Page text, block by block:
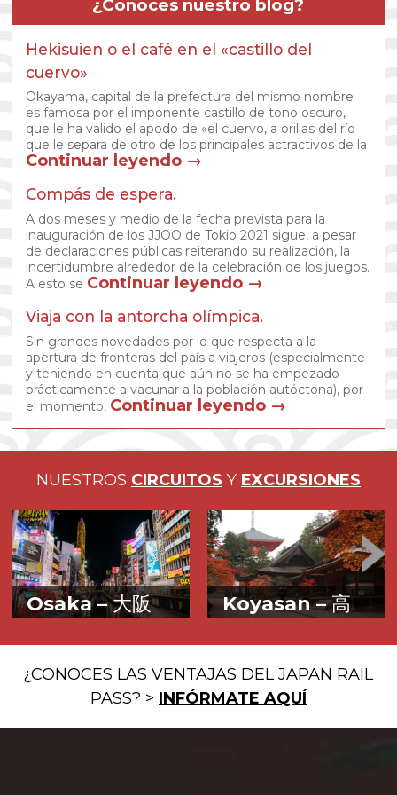
¿Conoces nuestro blog?
Hekisuien o el café en el «castillo del
cuervo»
Okayama, capital de la prefectura del mismo nombre
es famosa por el imponente castillo de tono oscuro,
que le ha valido el apodo de «el cuervo, a orillas del río
que le separa de otro de los principales actractivos de la
Continuar leyendo →
Compás de espera.
A dos meses y medio de la fecha prevista para la
inauguración de los JJOO de Tokio 2021 sigue, a pesar
de declaraciones públicas reiterando su realización, la
incertidumbre alrededor de la celebración de los juegos.
A esto se Continuar leyendo →
Viaja con la antorcha olímpica.
Sin grandes novedades por lo que respecta a la
apertura de fronteras del país a viajeros (especialmente
y teniendo en cuenta que aún no se ha empezado
prácticamente a vacunar a la población autóctona), por
el momento, Continuar leyendo →
NUESTROS CIRCUITOS Y EXCURSIONES
Osaka –大阪
gastronomía
Koyasan –高
Budismo entre
montañas
¿CONOCES LAS VENTAJAS DEL JAPAN RAIL
PASS? > INFÓRMATE AQUÍ